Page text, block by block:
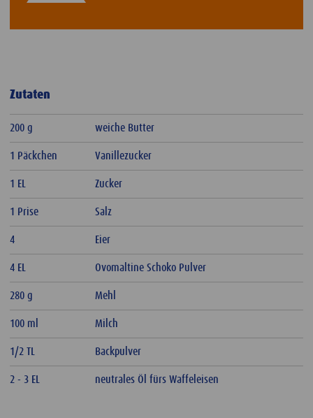
Zutaten
200 g weiche Butter
1 Päckchen Vanillezucker
1 EL Zucker
1 Prise Salz
4 Eier
4 EL Ovomaltine Schoko Pulver
280 g Mehl
100 ml Milch
1/2 TL Backpulver
2 - 3 EL neutrales Öl fürs Waffeleisen